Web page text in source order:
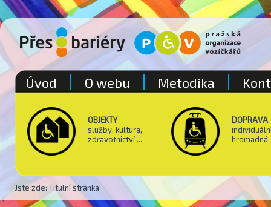
OBJEKTY
služby, kultura,
zdravotnictví ...
DOPRAVA
hromadná
Jste zde: Titulní stránka
Úvod O webu Metodika